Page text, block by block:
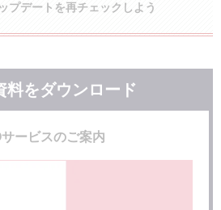
プデートを再チェックしよう
料をダウンロード
ービスのご案内